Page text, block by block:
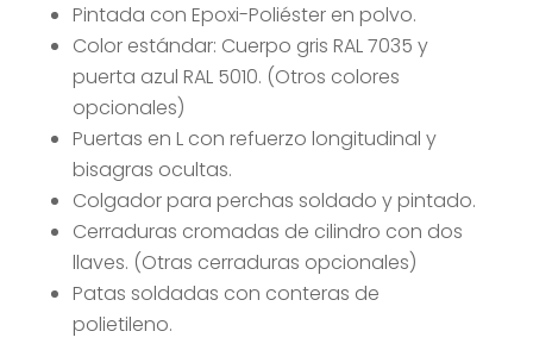
Pintada con Epoxi-Poliéster en polvo.
Color estándar: Cuerpo gris RAL 7035 y
puerta azul RAL 5010. (Otros colores
opcionales)
Puertas en L con refuerzo longitudinal y
bisagras ocultas.
Colgador para perchas soldado y pintado.
Cerraduras cromadas de cilindro con dos
llaves. (Otras cerraduras opcionales)
Patas soldadas con conteras de
polietileno.